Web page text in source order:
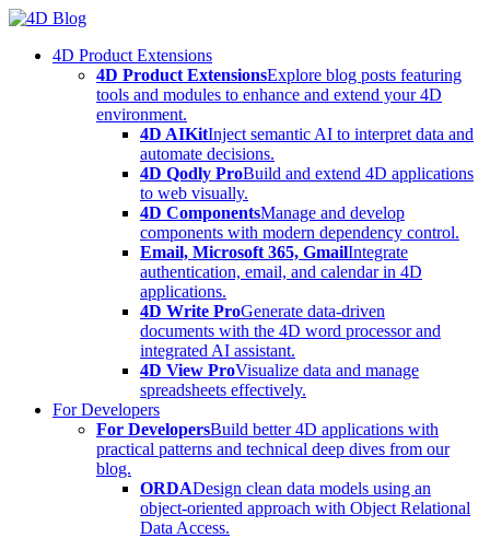
Skip
content4D Product Extensions
4D Product ExtensionsExplore blog posts featuring
tools and modules to enhance and extend your 4D
environment.
4D AIKitInject semantic AI to interpret data and
automate decisions.
4D Qodly ProBuild and extend 4D applications
to web visually.
4D ComponentsManage and develop
components with modern dependency control.
Email, Microsoft 365, GmailIntegrate
authentication, email, and calendar in 4D
applications.
4D Write ProGenerate data-driven
documents with the 4D word processor and
integrated AI assistant.
4D View ProVisualize data and manage
spreadsheets effectively.
For Developers
For DevelopersBuild better 4D applications with
practical patterns and technical deep dives from our
blog.
ORDADesign clean data models using an
object-oriented approach with Object Relational
Data Access.